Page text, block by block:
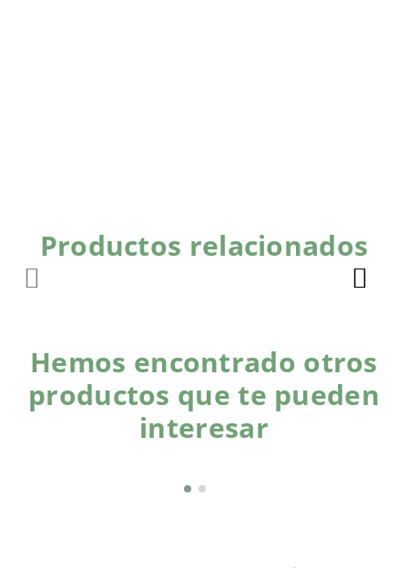
Productos relacionados
Hemos encontrado otros
productos que te pueden
interesar